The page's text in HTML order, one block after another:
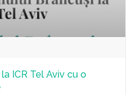
ICR Tel Aviv cu o